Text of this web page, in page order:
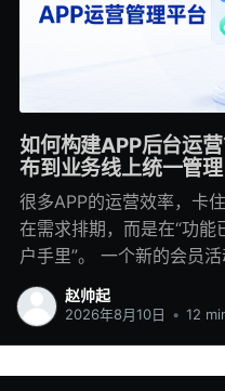
如何构建APP后台运
布到业务线上统一管理
很多APP的运营效率，卡
在需求排期，而是在“功
户手里”。 一个新的会员活动准备周二上线，规则、页面和
接口都已完成，但 APP
临近上线，活动入口还要
赵帅起
2026年8月10日 • 12